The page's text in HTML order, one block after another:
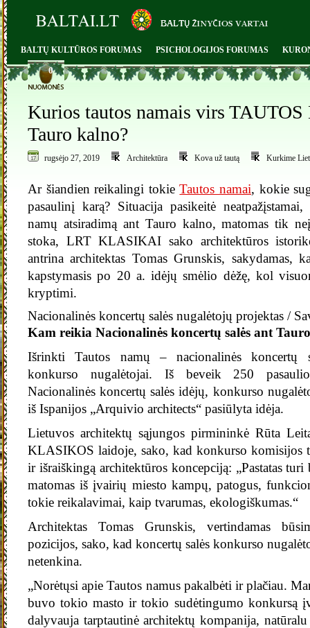
BALTŲ KULTŪROS FORUMAS PSICHOLOGIJOS FORUMAS
0
Kurios tautos namais virs
Tauro kalno?
rugsėjo 27, 2019 Architektūra Kova už tautą Kurkime
Ar šiandien reikalingi tokieTautos namai, kokie
pasaulinį karą? Situacija pasikeitė
namų atsiradimą ant Tauro kalno, matomas tik
stoka, LRT KLASIKAI sako architektūros
antrina architektas Tomas Grunskis, sakydamas,
kapstymasis po 20 a. idėjų smėlio dėžę, kol
kryptimi.
Nacionalinės koncertų salės nugalėtojų projektas /
Kam reikia Nacionalinės koncertų salės ant
Išrinkti Tautos namų – nacionalinės koncertų
konkurso nugalėtojai. Iš beveik 250
Nacionalinės koncertų salės idėjų, konkurso
iš Ispanijos „Arquivio architects“ pasiūlyta idėja.
Lietuvos architektų sąjungos pirmininkė Rūta
KLASIKOS laidoje, sako, kad konkurso komisijos
ir išraiškingą architektūros koncepciją: „Pastatas
matomas iš įvairių miesto kampų, patogus,
tokie reikalavimai, kaip tvarumas, ekologiškumas.“
Architektas Tomas Grunskis, vertindamas
pozicijos, sako, kad koncertų salės konkurso
netenkina.
„Norėtųsi apie Tautos namus pakalbėti ir plačiau.
buvo tokio masto ir tokio sudėtingumo konkursą
dalyvauja tarptautinė architektų kompanija,